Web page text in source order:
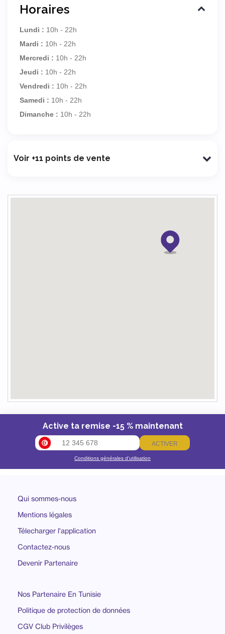
Horaires
Lundi : 10h - 22h
Mardi : 10h - 22h
Mercredi : 10h - 22h
Jeudi : 10h - 22h
Vendredi : 10h - 22h
Samedi : 10h - 22h
Dimanche : 10h - 22h
Voir +11 points de vente
Active ta remise -15 % maintenant
ACTIVER
Conditions générales d’utilisation
Qui sommes-nous
Mentions légales
Télecharger l'application
Contactez-nous
Devenir Partenaire
Nos Partenaire En Tunisie
Politique de protection de données
CGV Club Privilèges